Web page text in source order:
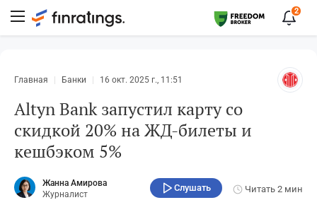
2
Главная Банки 16 окт. 2025 г., 11:51
Altyn Bank запустил карту со
скидкой 20% на ЖД-билеты и
кешбэком 5%
Жанна Амирова
Журналист
Слушать Читать 2 мин